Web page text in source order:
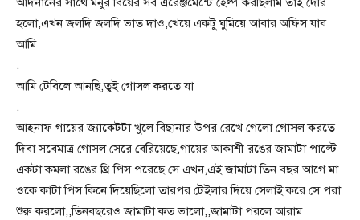
হলো,এখন জলদি জলদি ভাত দাও,খেয়ে একটু ঘুমিয়ে আবার অফিস যাব
আমি
.
আমি টেবিলে আনছি,তুই গোসল করতে যা
.
আহনাফ গায়ের জ্যাকেটটা খুলে বিছানার উপর রেখে গেলো গোসল করতে
দিবা সবেমাত্র গোসল সেরে বেরিয়েছে,গায়ের আকাশী রঙের জামাটা পাল্টে
একটা কমলা রঙের থ্রি পিস পরেছে সে এখন,এই জামাটা তিন বছর আগে মা
ওকে কাটা পিস কিনে দিয়েছিলো তারপর টেইলার দিয়ে সেলাই করে সে পরা
শুরু করলো,,তিনবছরেও জামাটা কত ভালো,,জামাটা পরলে আরাম